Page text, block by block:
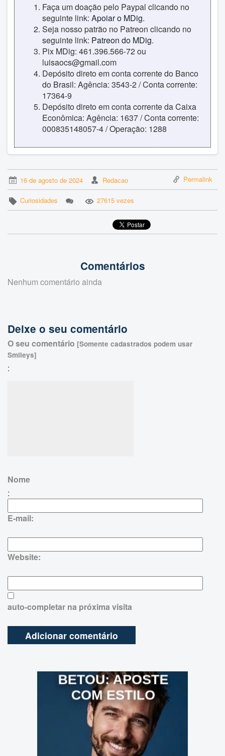
Faça um doação pelo Paypal clicando no
seguinte link: Apoiar o MDig.
Seja nosso patrão no Patreon clicando no
seguinte link: Patreon do MDig.
Pix MDig: 461.396.566-72 ou
luisaocs@gmail.com
Depósito direto em conta corrente do Banco
do Brasil: Agência: 3543-2 / Conta corrente:
17364-9
Depósito direto em conta corrente da Caixa
Econômica: Agência: 1637 / Conta corrente:
000835148057-4 / Operação: 1288
16 de agosto de 2024 Redacao Permalink
Curiosidades 27615 vezes
Comentários
Nenhum comentário ainda
Deixe o seu comentário
O seu comentário [Somente cadastrados podem usar
Smileys]
:
Nome
:
E-mail:
Website:
auto-completar na próxima visita